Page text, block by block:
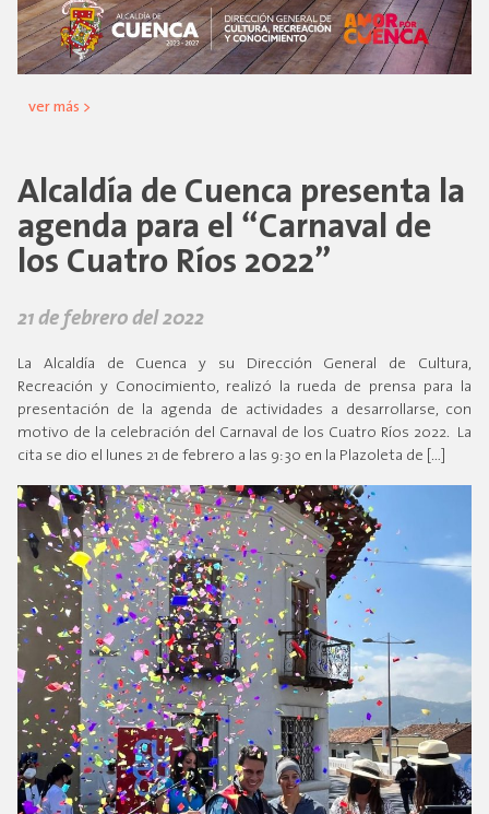
ver más >
Alcaldía de Cuenca presenta la
agenda para el “Carnaval de
los Cuatro Ríos 2022”
21 de febrero del 2022
La Alcaldía de Cuenca y su Dirección General de Cultura,
Recreación y Conocimiento, realizó la rueda de prensa para la
presentación de la agenda de actividades a desarrollarse, con
motivo de la celebración del Carnaval de los Cuatro Ríos 2022. La
cita se dio el lunes 21 de febrero a las 9:30 en la Plazoleta de […]